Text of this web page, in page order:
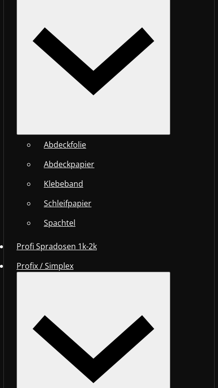
Abdeckfolie
Abdeckpapier
Klebeband
Schleifpapier
Spachtel
Profi Spradosen 1k-2k
Profix / Simplex